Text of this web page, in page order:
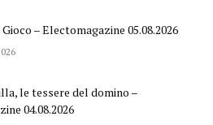
– Electomagazine 05.08.2026
le tessere del domino –
04.08.2026